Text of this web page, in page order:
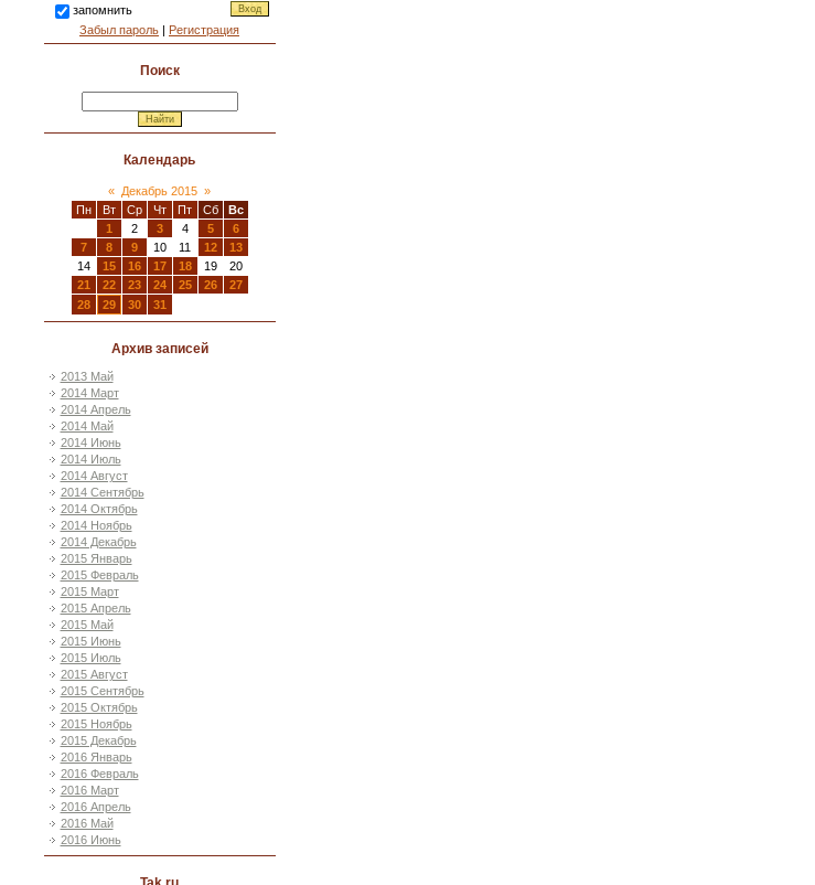
запомнить
Забыл пароль | Регистрация
Поиск
Календарь
« Декабрь 2015 »
Пн
Вт Ср Чт Пт Сб
Вс
1
2 3 4 5
6
7
8 9 10 11 12
13
14
15 16 17 18 19
20
21
22 23 24 25 26
27
28
29 30 31
Архив записей
2013 Май
2014 Март
2014 Апрель
2014 Май
2014 Июнь
2014 Июль
2014 Август
2014 Сентябрь
2014 Октябрь
2014 Ноябрь
2014 Декабрь
2015 Январь
2015 Февраль
2015 Март
2015 Апрель
2015 Май
2015 Июнь
2015 Июль
2015 Август
2015 Сентябрь
2015 Октябрь
2015 Ноябрь
2015 Декабрь
2016 Январь
2016 Февраль
2016 Март
2016 Апрель
2016 Май
2016 Июнь